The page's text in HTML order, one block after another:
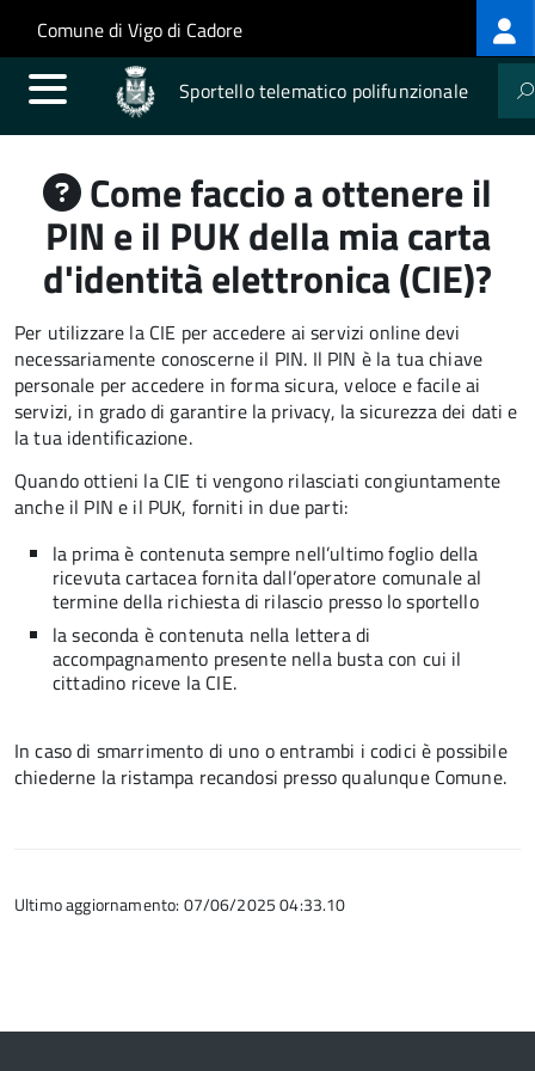
Salta al contenuto principale
Skip to site navigation
Comune di Vigo di Cadore
Sportello telematico polifunzionale
Come faccio a ottenere il
PIN e il PUK della mia carta
d'identità elettronica (CIE)?
Per utilizzare la CIE per accedere ai servizi online devi
necessariamente conoscerne il PIN. Il PIN è la tua chiave
personale per accedere in forma sicura, veloce e facile ai
servizi, in grado di garantire la privacy, la sicurezza dei dati e
la tua identificazione.
Quando ottieni la CIE ti vengono rilasciati congiuntamente
anche il PIN e il PUK, forniti in due parti:
la prima è contenuta sempre nell’ultimo foglio della
ricevuta cartacea fornita dall’operatore comunale al
termine della richiesta di rilascio presso lo sportello
la seconda è contenuta nella lettera di
accompagnamento presente nella busta con cui il
cittadino riceve la CIE.
In caso di smarrimento di uno o entrambi i codici è possibile
chiederne la ristampa recandosi presso qualunque Comune.
Ultimo aggiornamento: 07/06/2025 04:33.10